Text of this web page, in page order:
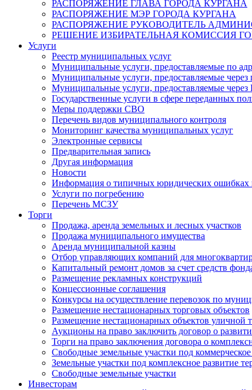
РАСПОРЯЖЕНИЕ ГЛАВА ГОРОДА КУРГАНА
РАСПОРЯЖЕНИЕ МЭР ГОРОДА КУРГАНА
РАСПОРЯЖЕНИЕ РУКОВОДИТЕЛЬ
РЕШЕНИЕ ИЗБИРАТЕЛЬНАЯ КОМИССИЯ
Услуги
Реестр муниципальных услуг
Муниципальные услуги, предоставляемые по
Муниципальные услуги, предоставляемые через
Муниципальные услуги, предоставляемые
Государственные услуги в сфере переданных
Меры поддержки СВО
Перечень видов муниципального контроля
Мониторинг качества муниципальных услуг
Электронные сервисы
Предварительная запись
Другая информация
Новости
Информация о типичных юридических ошибках
Услуги по погребению
Перечень МСЗУ
Торги
Продажа, аренда земельных и лесных участков
Продажа муниципального имущества
Аренда муниципальной казны
Отбор управляющих компаний для
Капитальный ремонт домов за счет средств
Размещение рекламных конструкций
Концессионные соглашения
Конкурсы на осуществление перевозок по
Размещение нестационарных торговых объектов
Размещение нестационарных объектов уличной
Аукционы на право заключить договор о
Торги на право заключения договора о
Свободные земельные участки под
Земельные участки под комплексное развитие
Свободные земельные участки
Инвесторам